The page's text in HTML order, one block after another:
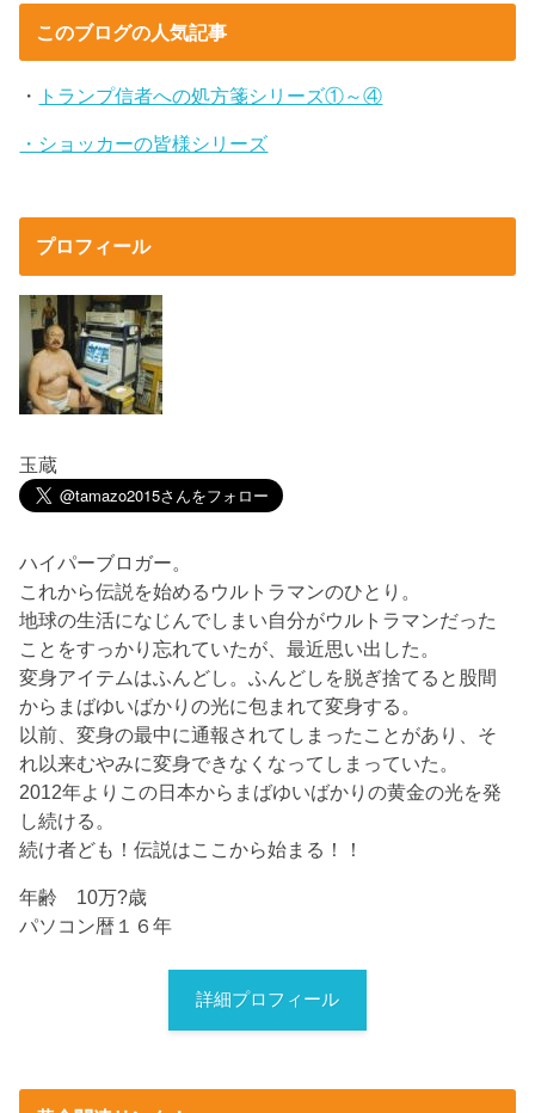
このブログの人気記事
・ トランプ信者への処方箋シリーズ①～④
・ショッカーの皆様シリーズ
プロフィール
玉蔵
ハイパーブロガー。
これから伝説を始めるウルトラマンのひとり。
地球の生活になじんでしまい自分がウルトラマンだった
ことをすっかり忘れていたが、最近思い出した。
変身アイテムはふんどし。ふんどしを脱ぎ捨てると股間
からまばゆいばかりの光に包まれて変身する。
以前、変身の最中に通報されてしまったことがあり、そ
れ以来むやみに変身できなくなってしまっていた。
2012年よりこの日本からまばゆいばかりの黄金の光を発
し続ける。
続け者ども！伝説はここから始まる！！
年齢 10万?歳
パソコン暦１６年
詳細プロフィール